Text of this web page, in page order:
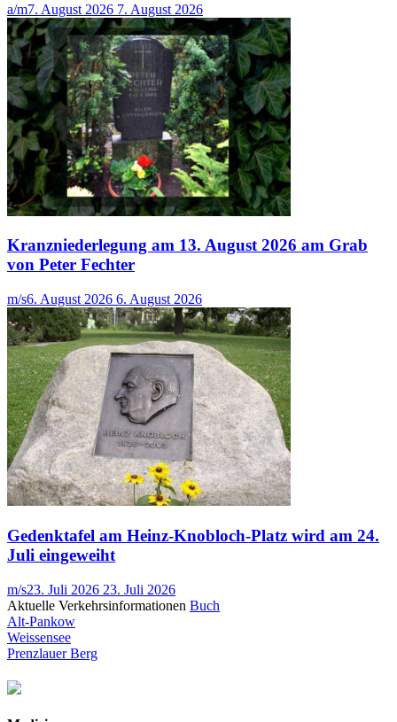
a/m7. August 2026 7. August 2026
Kranzniederlegung am 13. August 2026 am Grab
von Peter Fechter
m/s6. August 2026 6. August 2026
Gedenktafel am Heinz-Knobloch-Platz wird am 24.
Juli eingeweiht
m/s23. Juli 2026 23. Juli 2026
Aktuelle Verkehrsinformationen Buch
Alt-Pankow
Weissensee
Prenzlauer Berg